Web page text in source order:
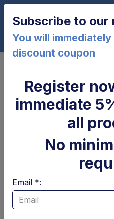
Filtro olio per
Subscribe to
You will
discount coupon
Register
immediate
all
No
Email *: